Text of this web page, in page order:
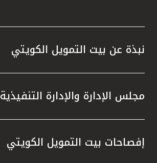
نبذة عن بيت التمويل الكويتي
مجلس الإدارة والإدارة التنفيذية
إفصاحات بيت التمويل الكويتي